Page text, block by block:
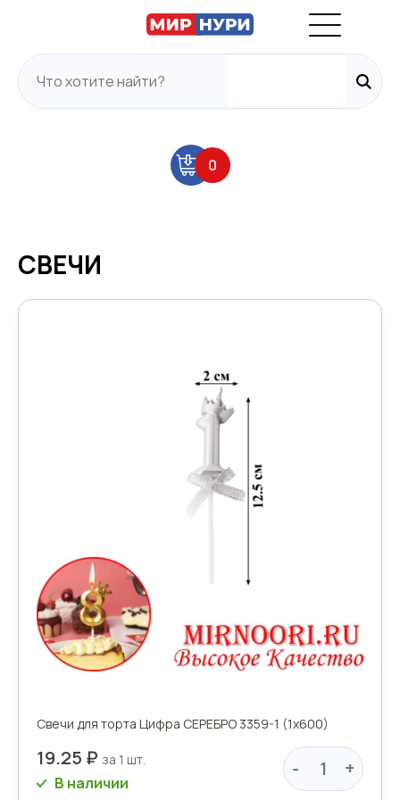
0
СВЕЧИ
Свечи для торта Цифра СЕРЕБРО 3359-1 (1х600)
19.25 ₽ - +
В наличии